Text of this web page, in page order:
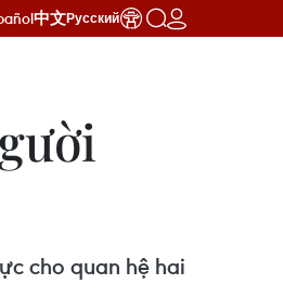
中文Русский
cho quan hệ hai